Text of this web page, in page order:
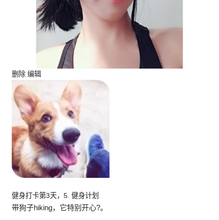
删除 编辑
健身打卡第3天，5. 健身计划
带狗子hiking，它特别开心?。